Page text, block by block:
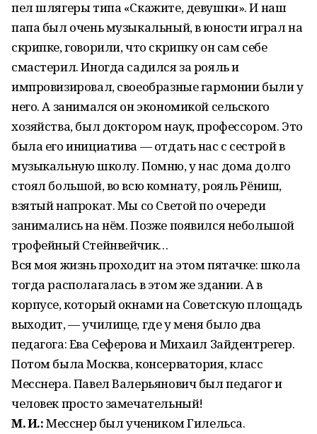
пел шлягеры типа «Скажите, девушки». И наш
папа был очень музыкальный, в юности играл на
скрипке, говорили, что скрипку он сам себе
смастерил. Иногда садился за рояль и
импровизировал, своеобразные гармонии были у
него. А занимался он экономикой сельского
хозяйства, был докто­ром наук, профессором. Это
была его инициатива — отдать нас с сестрой в
музыкальную школу. Помню, у нас дома долго
стоял большой, во всю комнату, рояль Рёниш,
взятый напрокат. Мы со Светой по очереди
занимались на нём. Позже появился небольшой
трофейный Стейнвейчик…
Вся моя жизнь проходит на этом пятачке: школа
тогда располагалась в этом же здании. А в
корпусе, который окнами на Советскую площадь
выходит, — училище, где у меня было два
педагога: Ева Сеферова и Михаил Зайдентрегер.
Потом была Москва, консерватория, класс
Месснера. Павел Валерьянович был педагог и
человек просто замечательный!
М. И.:Месснер был учеником Гилельса.